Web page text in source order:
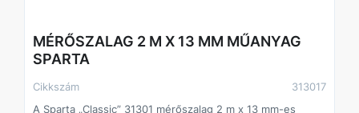
MÉRŐSZALAG 2 M X 13 MM MŰANYAG
SPARTA
Cikkszám
313017
A Sparta „Classic” 31301 mérőszalag 2 m x 13 mm-es